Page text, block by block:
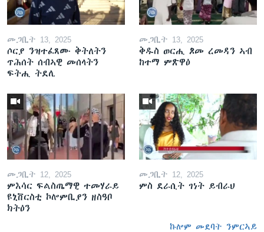
መጋቢት 13, 2025
ሶርያ ንዝተፈጸሙ ቅትለትን
ጥሕሰት ሰብኣዊ መሰላትን
ፍትሒ ትደሊ
መጋቢት 13, 2025
ቅዱስ ወርሒ ጾመ ረመዳን ኣብ
ከተማ ምጽዋዕ
መጋቢት 12, 2025
ምእሳር ፍልስጤማዊ ተመሃራይ
ዩኒቨርስቲ ኮሎምቢያን ዘስዓቦ
ክትዕን
መጋቢት 12, 2025
ምስ ደራሲት ገነት ይብራህ
ኩሎም መደባት ንምርኣይ